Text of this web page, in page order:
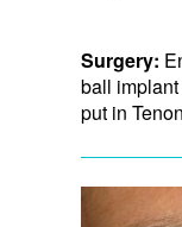
Surgery:
ball
put in